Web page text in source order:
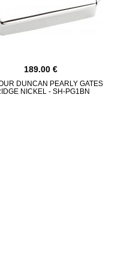
189.00
DUNCAN PEARLY GATES
NICKEL - SH-PG1BN